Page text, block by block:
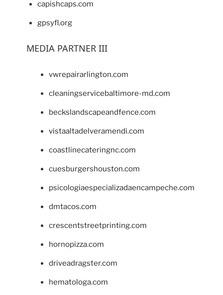
capishcaps.com
gpsyfl.org
MEDIA PARTNER III
vwrepairarlington.com
cleaningservicebaltimore-md.com
beckslandscapeandfence.com
vistaaltadelveramendi.com
coastlinecateringnc.com
cuesburgershouston.com
psicologiaespecializadaencampeche.com
dmtacos.com
crescentstreetprinting.com
hornopizza.com
driveadragster.com
hematologa.com